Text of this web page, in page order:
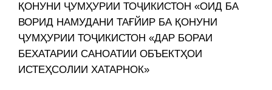
ҚОНУНИ ҶУМҲУРИИ ТОҶИКИСТОН «ОИД БА
ВОРИД НАМУДАНИ ТАҒЙИР БА ҚОНУНИ
ҶУМҲУРИИ ТОҶИКИСТОН «ДАР БОРАИ
БЕХАТАРИИ САНОАТИИ ОБЪЕКТҲОИ
ИСТЕҲСОЛИИ ХАТАРНОК»